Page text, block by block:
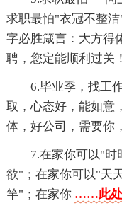
求职最怕"衣冠不整
字必胜箴言：大方得
聘，您定能顺利过关！
6.毕业季，找工
取，心态好，能如意
体，好公司，需要你
7.在家你可以"
欲"；在家你可以"天
竿"；在家你 ……此处